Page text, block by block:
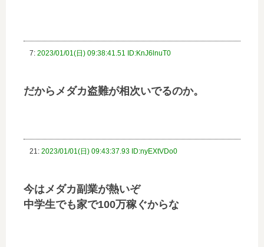
7: 2023/01/01(日) 09:38:41.51 ID:KnJ6lnuT0
だからメダカ盗難が相次いでるのか。
21: 2023/01/01(日) 09:43:37.93 ID:nyEXtVDo0
今はメダカ副業が熱いぞ
中学生でも家で100万稼ぐからな